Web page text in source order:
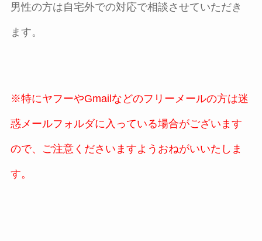
男性の方は自宅外での対応で相談させていただき
ます。
※特にヤフーやGmailなどのフリーメールの方は迷
惑メールフォルダに入っている場合がございます
ので、ご注意くださいますようおねがいいたしま
す。